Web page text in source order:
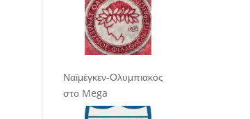
Ναϊμέγκεν-Ολυμπιακός
στο Mega